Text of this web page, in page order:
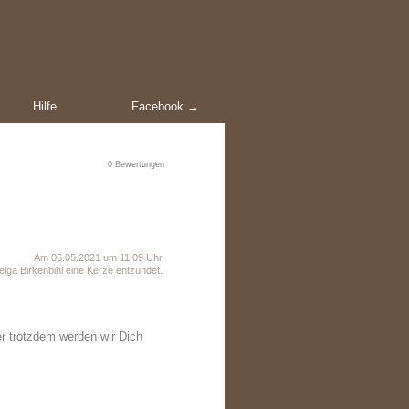
Hilfe Facebook →
0 Bewertungen
Am 06.05.2021 um 11:09 Uhr
Birkenbihl eine Kerze entzündet.
trotzdem werden wir Dich